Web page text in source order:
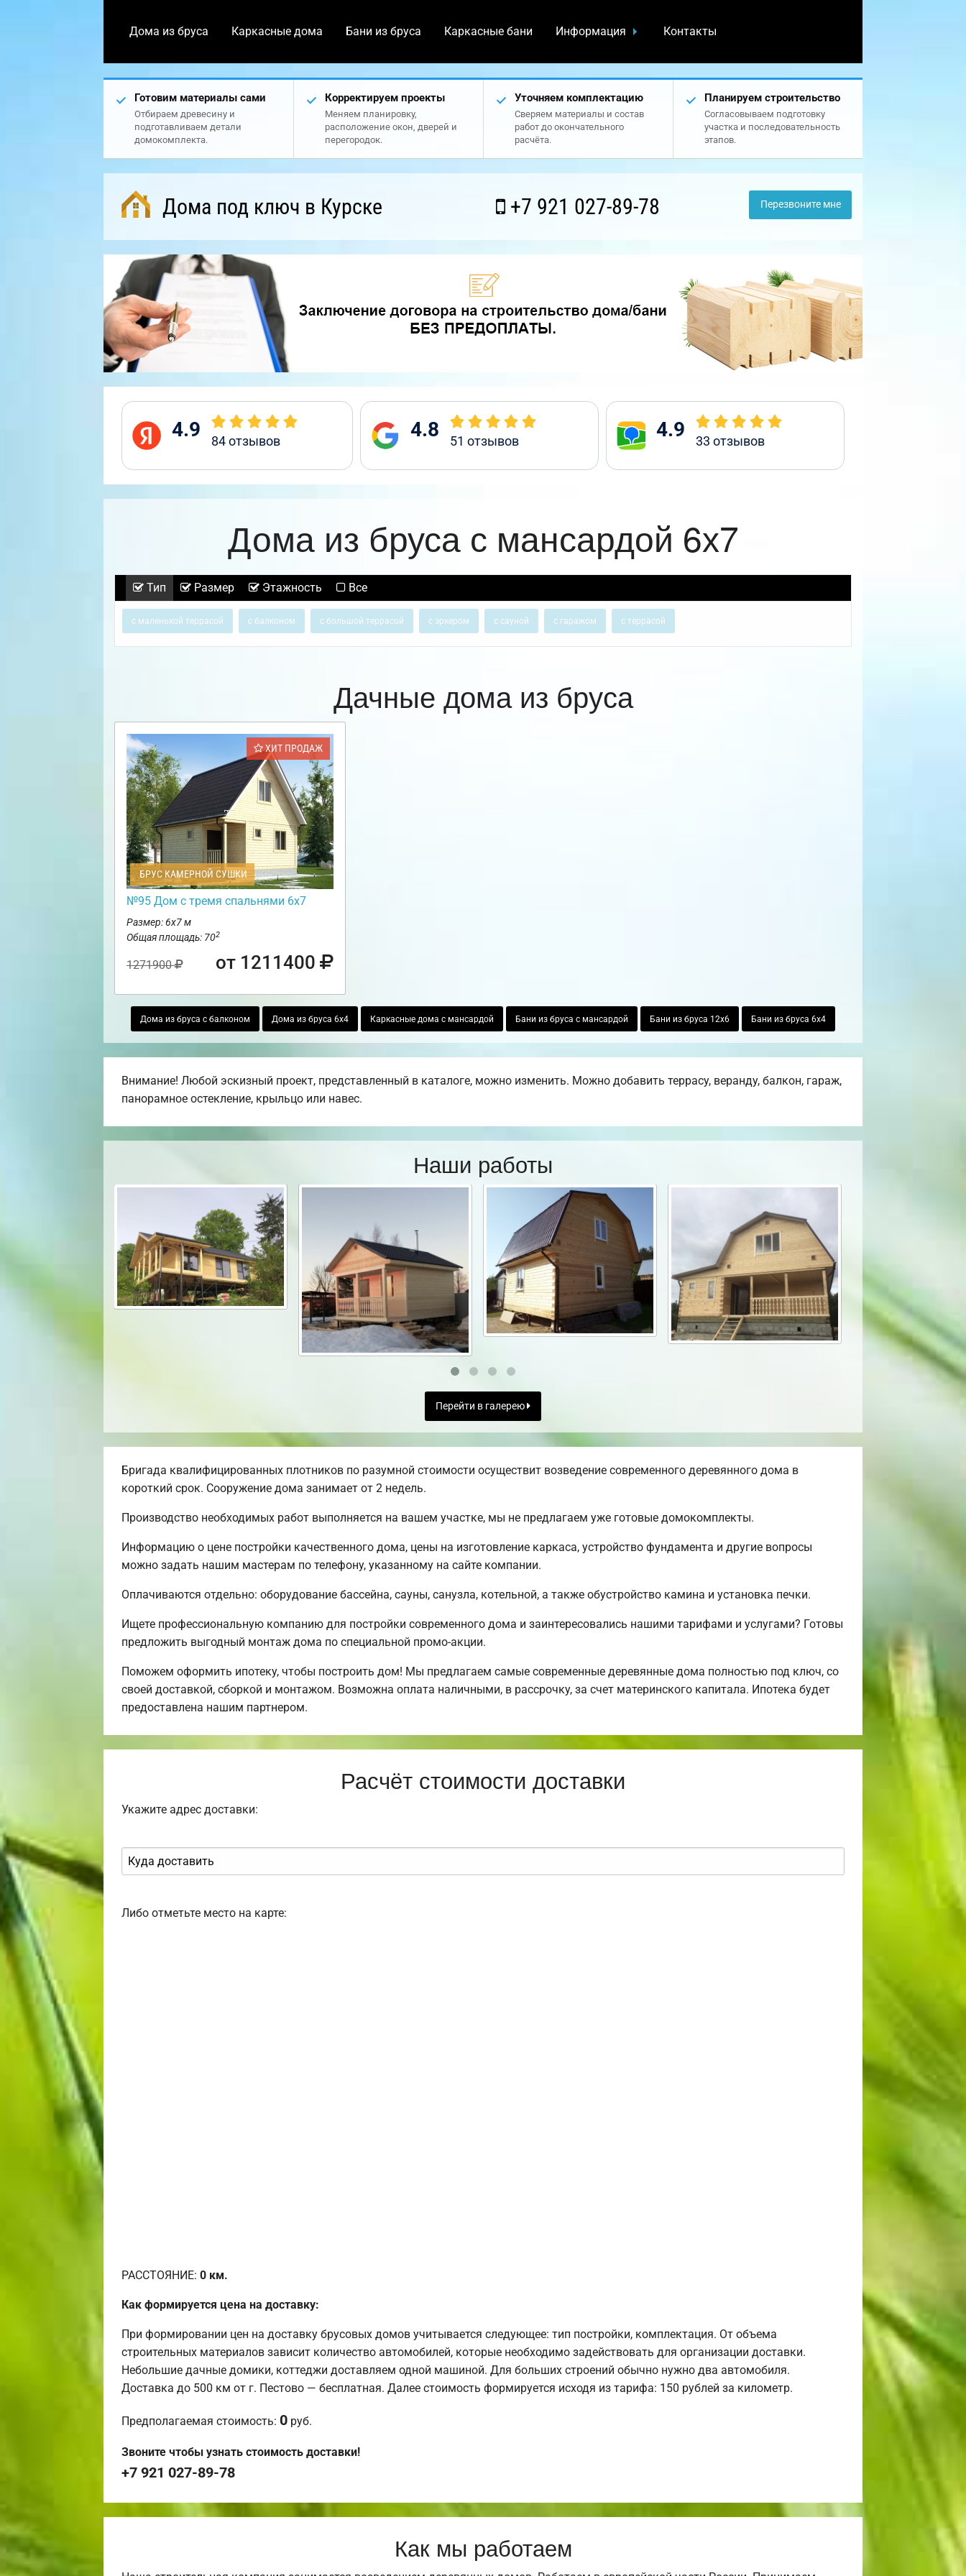
Дома из бруса Каркасные дома Бани из бруса Каркасные бани Информация Контакты
Готовим материалы сами
Отбираем древесину и
подготавливаем детали
домокомплекта.
Корректируем проекты
Меняем планировку,
расположение окон, дверей и
перегородок.
Уточняем комплектацию
Сверяем материалы и состав
работ до окончательного
расчёта.
Планируем строительство
Согласовываем подготовку
участка и последовательность
этапов.
Дома под ключ в Курске +7 921 027-89-78 Перезвоните мне
4.9 84отзывов 4.8 51 отзывов 4.9 33 отзывов
Дома из бруса с мансардой 6х7
Тип Размер Этажность Все
с маленькой террасой с балконом с большой террасой с эркером с сауной с гаражом с террасой
Дачные дома из бруса
ХИТ ПРОДАЖ
БРУС КАМЕРНОЙ СУШКИ
№95 Дом с тремя спальнями 6х7
Размер: 6х7 м
Общая площадь: 702
1271900 от 1211400
Дома из бруса с балконом Дома из бруса 6х4 Каркасные дома с мансардой Бани из бруса с мансардой Бани из бруса 12х6 Бани из бруса 6х4
Внимание! Любой эскизный проект, представленный в каталоге, можно изменить. Можно добавить террасу, веранду, балкон, гараж,
панорамное остекление, крыльцо или навес.
Наши работы
Перейти в галерею
Бригада квалифицированных плотников по разумной стоимости осуществит возведение современного деревянного дома в
короткий срок. Сооружение дома занимает от 2 недель.
Производство необходимых работ выполняется на вашем участке, мы не предлагаем уже готовые домокомплекты.
Информацию о цене постройки качественного дома, цены на изготовление каркаса, устройство фундамента и другие вопросы
можно задать нашим мастерам по телефону, указанному на сайте компании.
Оплачиваются отдельно: оборудование бассейна, сауны, санузла, котельной, а также обустройство камина и установка печки.
Ищете профессиональную компанию для постройки современного дома и заинтересовались нашими тарифами и услугами? Готовы
предложить выгодный монтаж дома по специальной промо-акции.
Поможем оформить ипотеку, чтобы построить дом! Мы предлагаем самые современные деревянные дома полностью под ключ, со
своей доставкой, сборкой и монтажом. Возможна оплата наличными, в рассрочку, за счет материнского капитала. Ипотека будет
предоставлена нашим партнером.
Расчёт стоимости доставки
Укажите адрес доставки:
Либо отметьте место на карте:
РАССТОЯНИЕ: 0 км.
Как формируется цена на доставку:
При формировании цен на доставку брусовых домов учитывается следующее: тип постройки, комплектация. От объема
строительных материалов зависит количество автомобилей, которые необходимо задействовать для организации доставки.
Небольшие дачные домики, коттеджи доставляем одной машиной. Для больших строений обычно нужно два автомобиля.
Доставка до 500 км от г. Пестово — бесплатная. Далее стоимость формируется исходя из тарифа: 150 рублей за километр.
Предполагаемая стоимость: 0 руб.
Звоните чтобы узнать стоимость доставки!
+7 921 027-89-78
Как мы работаем